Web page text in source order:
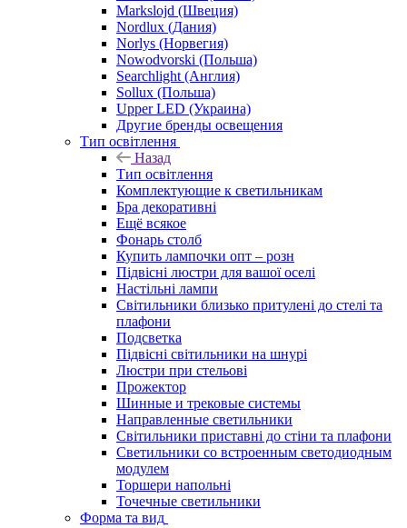
Markslojd (Швеция)
Nordlux (Дания)
Norlys (Норвегия)
Nowodvorski (Польша)
Searchlight (Англия)
Sollux (Польша)
Upper LED (Украина)
Другие бренды освещения
Тип освітлення
Назад
Тип освітлення
Комплектующие к светильникам
Бра декоративні
Ещё всякое
Фонарь столб
Купить лампочки опт – розн
Підвісні люстри для вашої оселі
Настільні лампи
Світильники близько притулені до стелі та
плафони
Подсветка
Підвісні світильники на шнурі
Люстри при стельові
Прожектор
Шинные и трековые системы
Направленные светильники
Світильники приставні до стіни та плафони
Светильники со встроенным светодиодным
модулем
Торшери напольні
Точечные светильники
Форма та вид